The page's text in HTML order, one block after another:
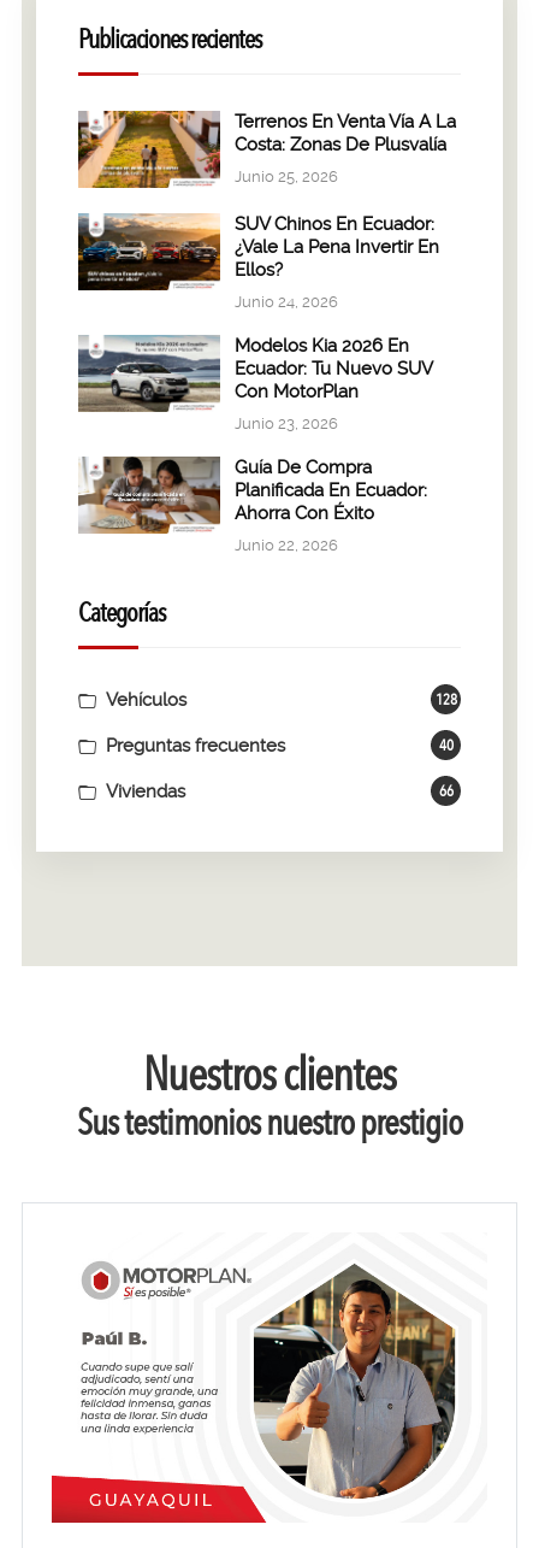
Publicaciones recientes
Terrenos En Venta Vía A La
Costa: Zonas De Plusvalía
Junio 25, 2026
SUV Chinos En Ecuador:
¿Vale La Pena Invertir En
Ellos?
Junio 24, 2026
Modelos Kia 2026 En
Ecuador: Tu Nuevo SUV
Con MotorPlan
Junio 23, 2026
Guía De Compra
Planificada En Ecuador:
Ahorra Con Éxito
Junio 22, 2026
Categorías
Vehículos 128
Preguntas frecuentes 40
Viviendas 66
Nuestros clientes
Sus testimonios nuestro prestigio